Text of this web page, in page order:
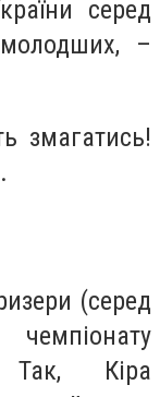
серед
–
змагатись!
(серед
Так, Кіра